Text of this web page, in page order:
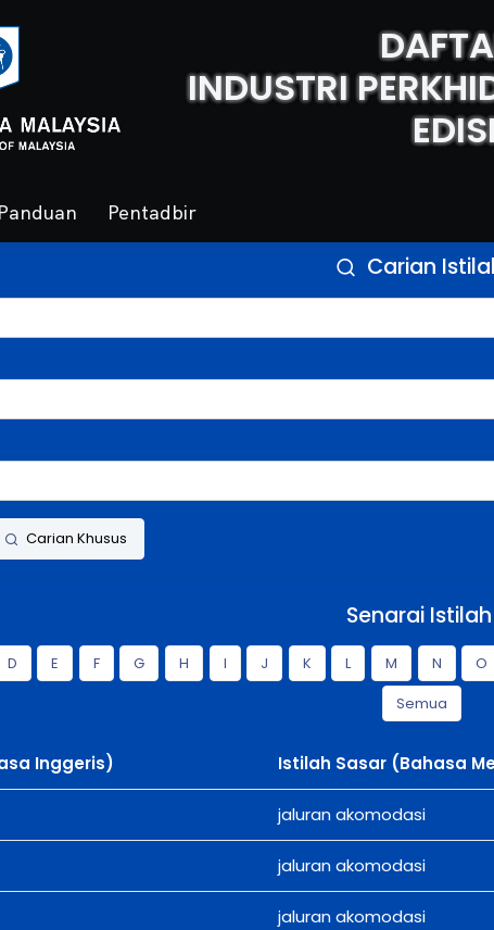
INDUSTRI
Panduan Pentadbir
Carian
Carian Khusus
Senarai Istilah
D E F G H I J K L M N O
Semua
Inggeris) Istilah Sasar (Bahasa
jaluran akomodasi
jaluran akomodasi
jaluran akomodasi